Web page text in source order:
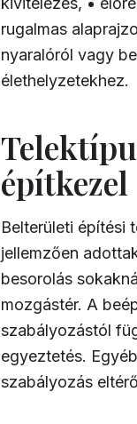
rugalmas
nyaralóról vagy
élethelyzetekhez.
építkezel
Belterületi építési
jellemzően
besorolás
mozgástér. A
szabályozástól
egyeztetés.
szabályozás